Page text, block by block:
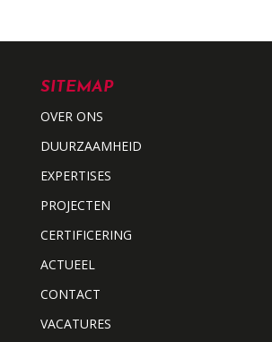
SITEMAP
OVER ONS
DUURZAAMHEID
EXPERTISES
PROJECTEN
CERTIFICERING
ACTUEEL
CONTACT
VACATURES